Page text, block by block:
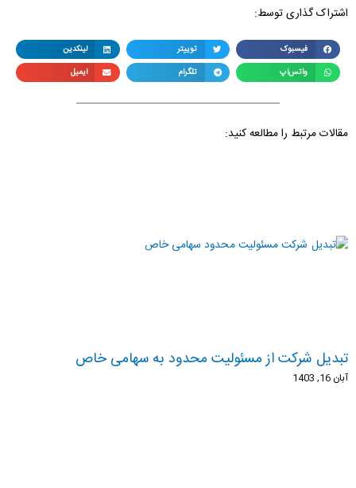
اشتراک گذاری توسط:
فیسبوک توییتر
لینکدین
واتس‌اپ
تلگرام ایمیل
مقالات مرتبط را مطالعه کنید:
تبدیل شرکت از مسئولیت محدود به سهامی خاص
آبان 16, 1403